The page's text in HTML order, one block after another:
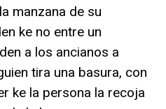
manzana de su
ke no entre un
a los ancianos a
tira una basura, con
ke la persona la recoja